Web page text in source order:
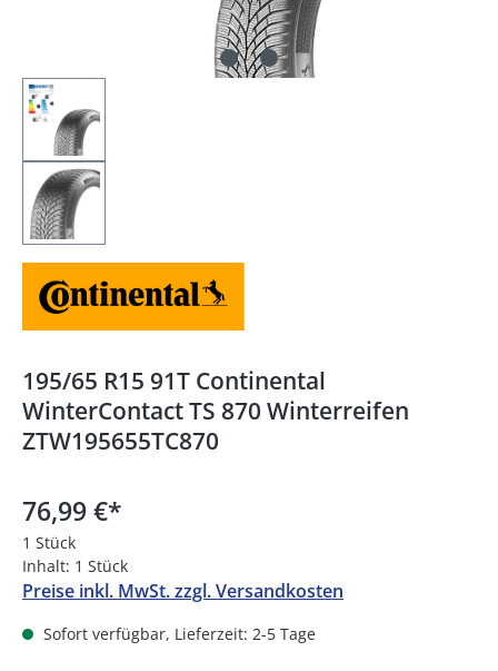
195/65 R15 91T Continental
WinterContact TS 870 Winterreifen
ZTW195655TC870
76,99 €*
1 Stück
Inhalt: 1 Stück
Preise inkl. MwSt. zzgl. Versandkosten
Sofort verfügbar, Lieferzeit: 2-5 Tage